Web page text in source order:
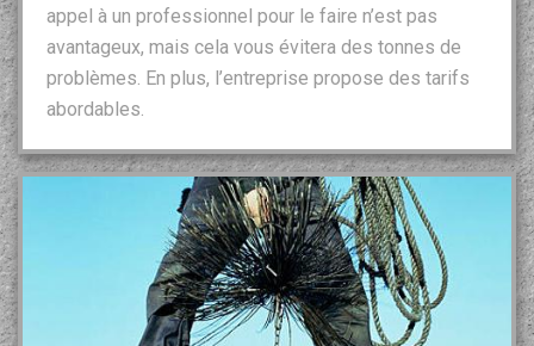
appel à un professionnel pour le faire n’est pas
avantageux, mais cela vous évitera des tonnes de
problèmes. En plus, l’entreprise propose des tarifs
abordables.